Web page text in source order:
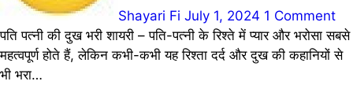
Shayari Fi July 1, 2024 1 Comment
पति पत्नी की दुख भरी शायरी – पति-पत्नी के रिश्ते में प्यार और भरोसा सबसे
महत्वपूर्ण होते हैं, लेकिन कभी-कभी यह रिश्ता दर्द और दुख की कहानियों से
भी भरा…